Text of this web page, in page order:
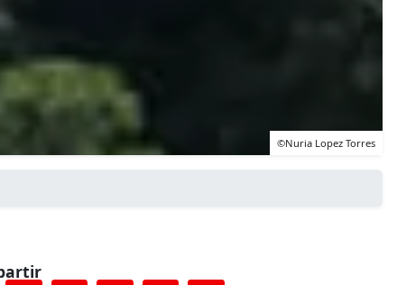
©Nuria Lopez Torres